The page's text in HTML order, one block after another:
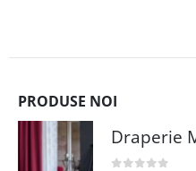
PRODUSE NOI